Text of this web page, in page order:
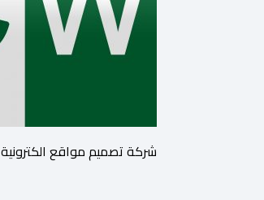
شركة تصميم مواقع الكترونية